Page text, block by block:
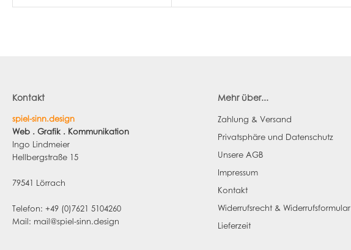
Kontakt
spiel-sinn.design
Web . Grafik . Kommunikation
Ingo Lindmeier
Hellbergstraße 15
79541 Lörrach
Telefon: +49 (0)7621 5104260
Mail: mail@spiel-sinn.design
Mehr über...
Zahlung & Versand
Privatsphäre und Datenschutz
Unsere AGB
Impressum
Kontakt
Widerrufsrecht & Widerrufsformular
Lieferzeit